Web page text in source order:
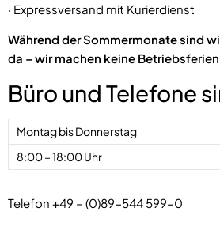
· Expressversand mit Kurierdienst
Während der Sommermonate sind
da – wir machen keine
Büro und Telefone
Telefon +49 – (0)89-544 599-0